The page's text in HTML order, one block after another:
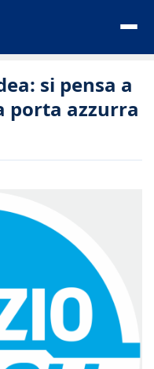
si pensa a
porta azzurra